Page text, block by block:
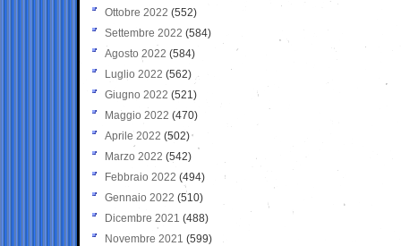
Ottobre 2022 (552)
Settembre 2022 (584)
Agosto 2022 (584)
Luglio 2022 (562)
Giugno 2022 (521)
Maggio 2022 (470)
Aprile 2022 (502)
Marzo 2022 (542)
Febbraio 2022 (494)
Gennaio 2022 (510)
Dicembre 2021 (488)
Novembre 2021 (599)